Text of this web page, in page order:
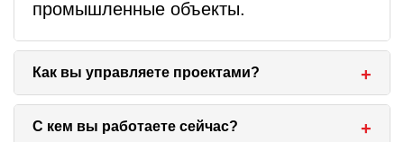
промышленные объекты.
Как вы управляете проектами?
Мы определяем цели и задачи проекта,
С кем вы работаете сейчас?